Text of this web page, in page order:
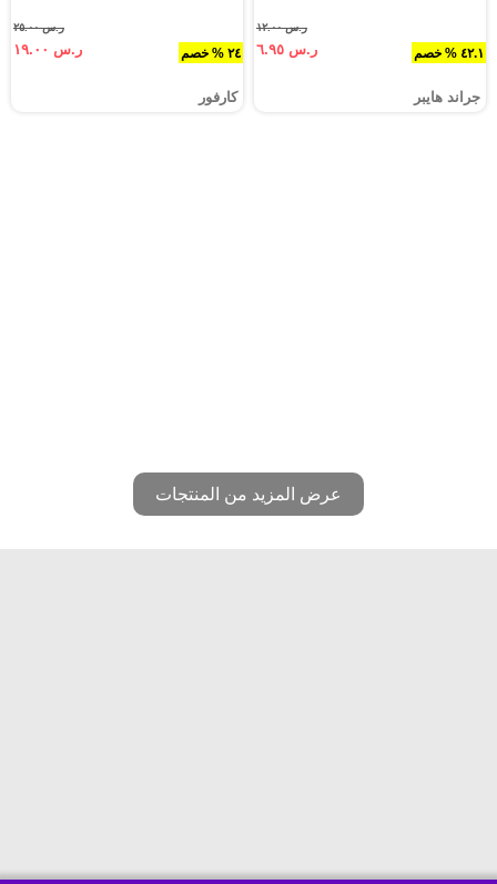
٤٢.١ % خصم
ر.س ١٢.٠٠
ر.س ٦.٩٥
جراند هايبر
٢٤ % خصم
ر.س ٢٥.٠٠
ر.س ١٩.٠٠
كارفور
عرض المزيد من المنتجات